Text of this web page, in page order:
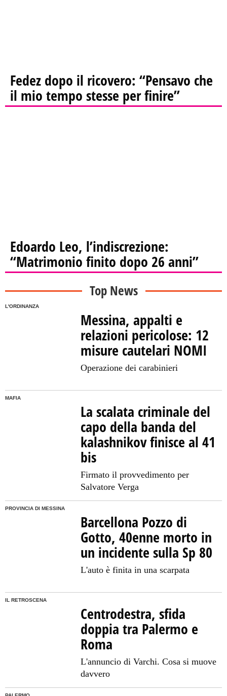
Fedez dopo il ricovero: “Pensavo che
il mio tempo stesse per finire”
Edoardo Leo, l’indiscrezione:
“Matrimonio finito dopo 26 anni”
Top News
L'ORDINANZA
Messina, appalti e
relazioni pericolose: 12
misure cautelari NOMI
Operazione dei carabinieri
MAFIA
La scalata criminale del
capo della banda del
kalashnikov finisce al 41
bis
Firmato il provvedimento per
Salvatore Verga
PROVINCIA DI MESSINA
Barcellona Pozzo di
Gotto, 40enne morto in
un incidente sulla Sp 80
L'auto è finita in una scarpata
IL RETROSCENA
Centrodestra, sfida
doppia tra Palermo e
Roma
L'annuncio di Varchi. Cosa si muove
davvero